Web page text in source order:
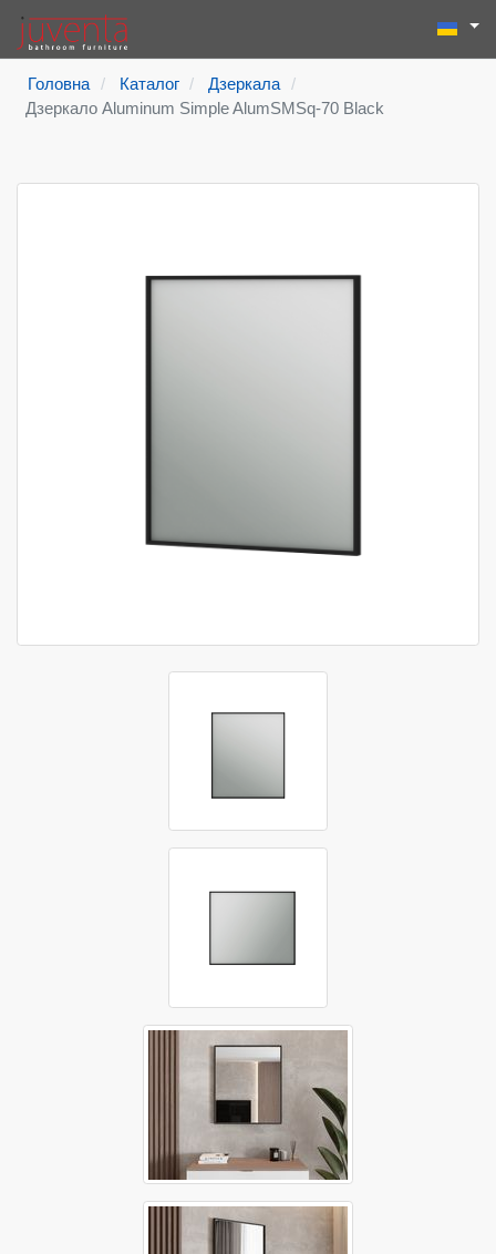
Пошук
Type 2 or
Головна Каталог
Дзеркала
Дзеркало Aluminum Simple AlumSMSq-70 Black